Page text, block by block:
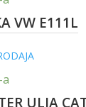
VW E111L
ULJA